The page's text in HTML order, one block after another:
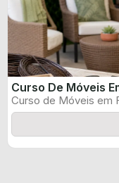
Curso De Móveis
Curso de Móveis em
certificado informado